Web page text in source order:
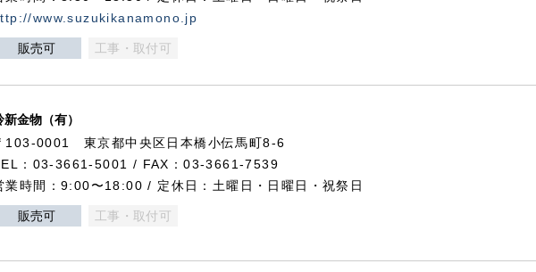
www.suzukikanamono.jp
販売可 工事・取付可
新金物（有）
103-0001 東京都中央区日本橋小伝馬町8-6
：03-3661-5001 / FAX：03-3661-7539
業時間：9:00〜18:00 / 定休日：土曜日・日曜日・祝祭日
販売可 工事・取付可